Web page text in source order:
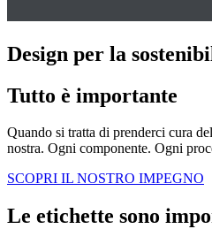
Design per la
Tutto è importante
Quando si tratta di prenderci cura
nostra. Ogni componente. Ogni
SCOPRI IL NOSTRO IMPEGNO
Le etichette sono